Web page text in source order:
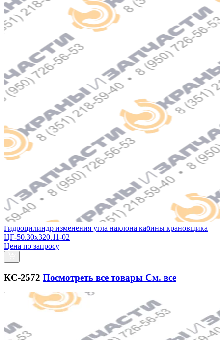
Гидроцилиндр изменения угла наклона кабины крановщика
ЦГ-50.30х320.11-02
Цена по запросу
КС-2572 Посмотреть все товары См. все